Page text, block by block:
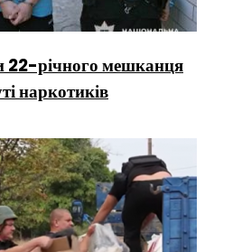
22-річного мешканця
наркотиків